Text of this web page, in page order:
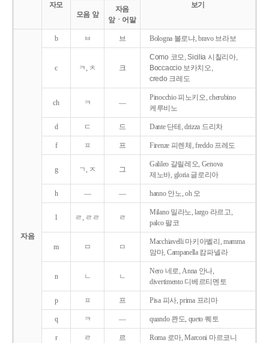
자모
보기
모음 앞
자음
앞ㆍ어말
자음
b ㅂ 브 Bologna 볼로냐, bravo 브라보
c ㅋ, ㅊ 크
Como 코모, Sicilia 시칠리아,
Boccaccio 보카치오,
credo 크레도
ch ㅋ ―
Pinocchio 피노키오, cherubino
케루비노
d ㄷ 드 Dante 단테, drizza 드리차
f ㅍ 프 Firenze 피렌체, freddo 프레도
g ㄱ, ㅈ 그
Galileo 갈릴레오, Genova
제노바, gloria 글로리아
h ― ― hanno 안노, oh 오
l ㄹ, ㄹㄹ ㄹ
Milano 밀라노, largo 라르고,
palco 팔코
m ㅁ ㅁ
Macchiavelli 마키아벨리, mamma
맘마, Campanella 캄파넬라
n ㄴ ㄴ
Nero 네로, Anna 안나,
divertimento 디베르티멘토
p ㅍ 프 Pisa 피사, prima 프리마
q ㅋ ― quando 콴도, queto 퀘토
r ㄹ 르 Roma 로마, Marconi 마르코니